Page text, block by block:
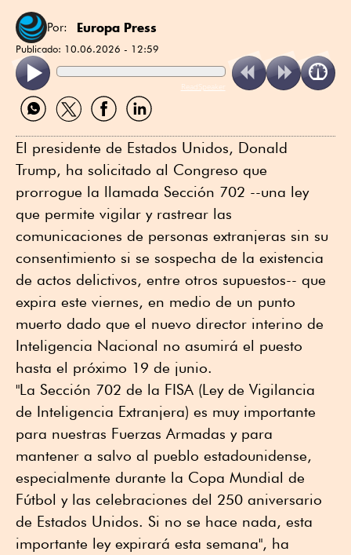
Por: Europa Press
Publicado: 10.06.2026 - 12:59
ReadSpeaker
Compartir
por
Compartir
por
Compartir
por
Compartir
por
El presidente de Estados Unidos, Donald
Trump, ha solicitado al Congreso que
prorrogue la llamada Sección 702 --una ley
que permite vigilar y rastrear las
comunicaciones de personas extranjeras sin su
consentimiento si se sospecha de la existencia
de actos delictivos, entre otros supuestos-- que
expira este viernes, en medio de un punto
muerto dado que el nuevo director interino de
Inteligencia Nacional no asumirá el puesto
hasta el próximo 19 de junio.
"La Sección 702 de la FISA (Ley de Vigilancia
de Inteligencia Extranjera) es muy importante
para nuestras Fuerzas Armadas y para
mantener a salvo al pueblo estadounidense,
especialmente durante la Copa Mundial de
Fútbol y las celebraciones del 250 aniversario
de Estados Unidos. Si no se hace nada, esta
importante ley expirará esta semana", ha